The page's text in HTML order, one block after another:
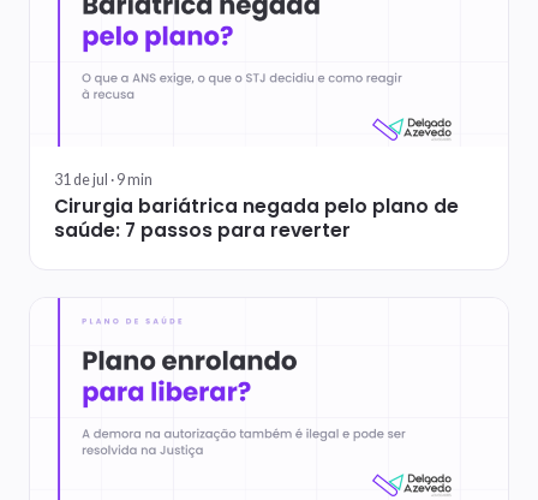
31 de jul · 9min
Cirurgia bariátrica negada pelo plano de
saúde: 7 passos para reverter